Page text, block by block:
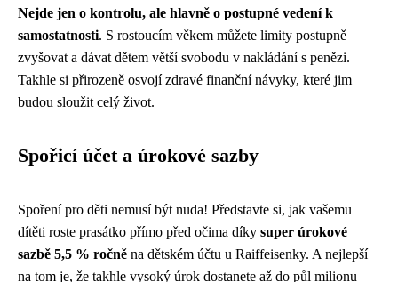
Nejde jen o kontrolu, ale hlavně o postupné vedení k
samostatnosti. S rostoucím věkem můžete limity postupně
zvyšovat a dávat dětem větší svobodu v nakládání s penězi.
Takhle si přirozeně osvojí zdravé finanční návyky, které jim
budou sloužit celý život.
Spořicí účet a úrokové sazby
Spoření pro děti nemusí být nuda! Představte si, jak vašemu
dítěti roste prasátko přímo před očima díky super úrokové
sazbě 5,5 % ročně na dětském účtu u Raiffeisenky. A nejlepší
na tom je, že takhle vysoký úrok dostanete až do půl milionu